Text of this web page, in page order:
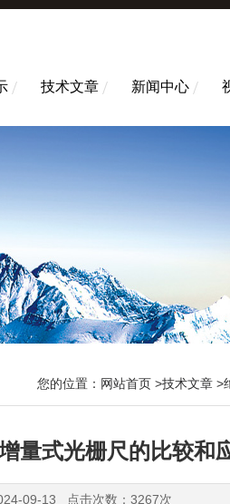
技术文章 新闻中心
您的位置： 网站首页 >技术文章 >
量式光栅尺的比较和
09-13 点击次数：3267次